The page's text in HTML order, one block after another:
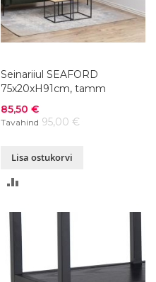
Seinariiul SEAFORD
75x20xH91cm, tamm
Soodushind
85,50 €
Tavahind 95,00 €
Lisa ostukorvi